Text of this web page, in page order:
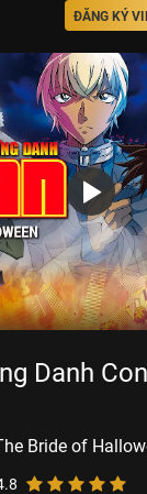
ĐĂNG KÝ
Danh
Bride of